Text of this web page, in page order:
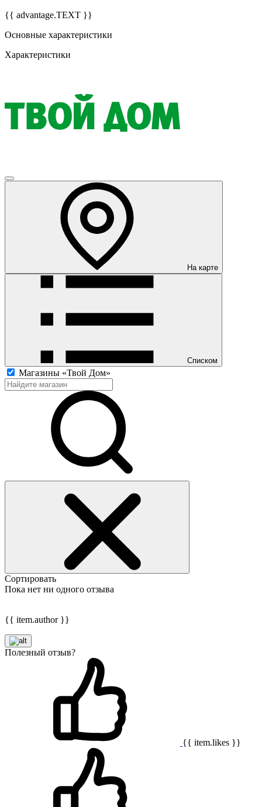
{{ advantage.TEXT }}
Основные характеристики
Характеристики
На карте
Списком
Магазины «Твой Дом»
Сортировать
Пока нет ни одного отзыва
{{ item.author }}
Полезный отзыв?
{{ item.likes }}